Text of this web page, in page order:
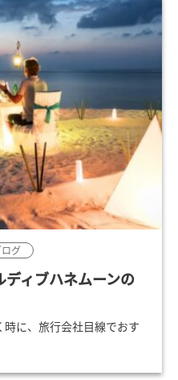
グ
ィブハネムーンの
に、旅行会社目線でおす